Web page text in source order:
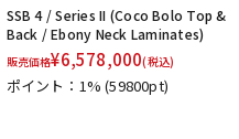
DTM
SSB 4 / Series II (Coco Bolo Top &
Back / Ebony Neck Laminates)
販売価格¥6,578,000(税込)
ポイント：1%(59800pt)